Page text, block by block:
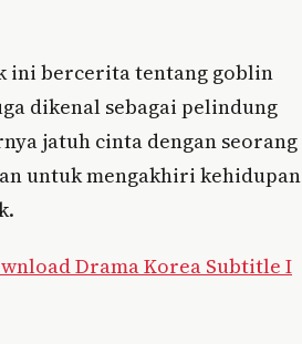
ini bercerita tentang goblin
dikenal sebagai pelindung
jatuh cinta dengan seorang
untuk mengakhiri kehidupan
Drama Korea Subtitle I